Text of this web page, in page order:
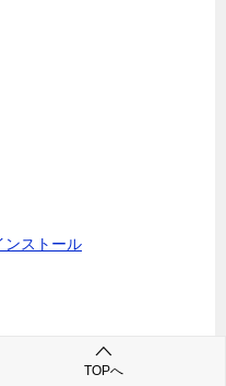
ンストール
TOPへ